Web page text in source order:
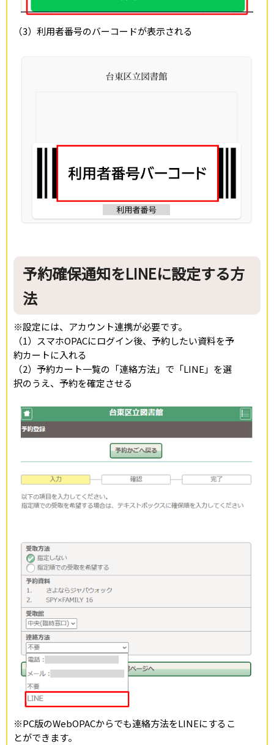
（3）利用者番号のバーコードが表示される
予約確保通知をLINEに設定する方
法
※設定には、アカウント連携が必要です。
（1）スマホOPACにログイン後、予約したい資料を予
約カートに入れる
（2）予約カート一覧の「連絡方法」で「LINE」を選
択のうえ、予約を確定させる
※PC版のWebOPACからでも連絡方法をLINEにするこ
とができます。